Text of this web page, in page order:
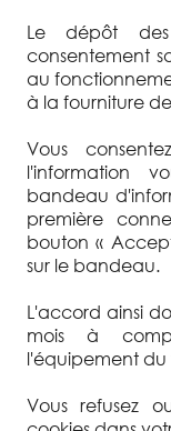
Le dépôt
consentement
au
à la fourniture
Vous
l'information
bandeau
première
bouton «
sur le bandeau.
L'accord ainsi
mois à
l'équipement du
Vous refusez